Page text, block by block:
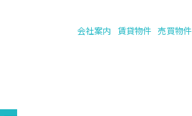
会社案内 賃貸物件 売買物件